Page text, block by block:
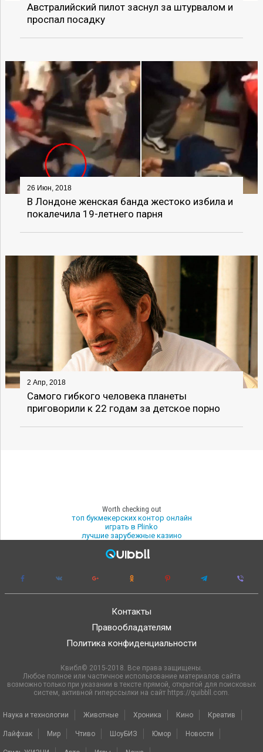
Австралийский пилот заснул за штурвалом и
проспал посадку
26 Июн, 2018
В Лондоне женская банда жестоко избила и
покалечила 19-летнего парня
2 Апр, 2018
Самого гибкого человека планеты
приговорили к 22 годам за детское порно
Worth checking out
топ букмекерских контор онлайн
играть в Plinko
лучшие зарубежные казино
Контакты
Правообладателям
Политика конфиденциальности
Квибл© 2015-2018. Все права защищены.
Любое полное или частичное использование материалов сайта
возможно только при указании в тексте прямой, открытой для поисковых
систем, активной гиперссылки на сайт https://quibbll.com.
Наука и технологии Животные Хроника Кино Креатив
Лайфхак Мир Чтиво ШоуБИЗ Юмор Новости